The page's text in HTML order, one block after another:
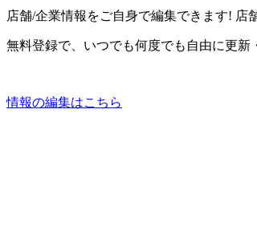
店舗/企業情報をご自身で編集できます! 店
無料登録で、いつでも何度でも自由に更新
情報の編集はこちら